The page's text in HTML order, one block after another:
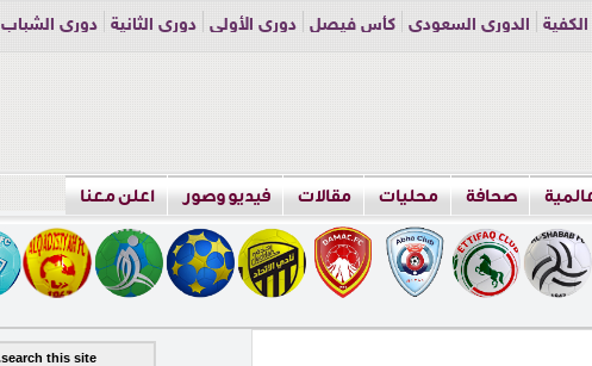
الدوري السعودي كأس فيصل دوري الأولى دوري الثانية
دوري الشباب
صحافة محليات مقالات فيديو وصور اعلن معنا